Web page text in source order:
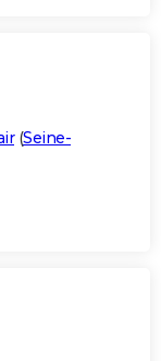
(Seine-